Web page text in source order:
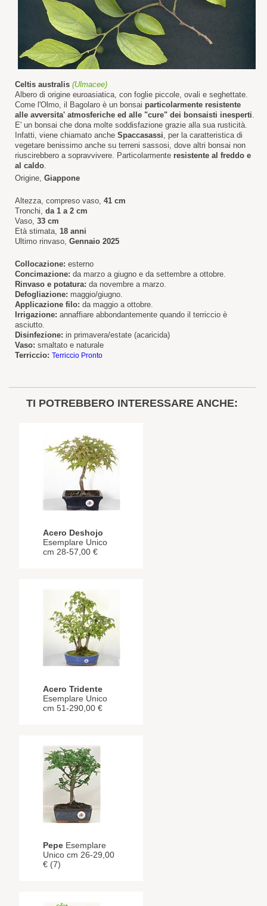
Celtis australis (Ulmacee)
Albero di origine euroasiatica, con foglie piccole, ovali e seghettate.
Come l'Olmo, il Bagolaro è un bonsai particolarmente resistente
alle avversita' atmosferiche ed alle "cure" dei bonsaisti inesperti
E' un bonsai che dona molte soddisfazione grazie alla sua rusticità.
Infatti, viene chiamato anche Spaccasassi , per la caratteristica di
vegetare benissimo anche su terreni sassosi, dove altri bonsai non
riuscirebbero a sopravvivere. Particolarmente resistente al freddo e
al caldo
Origine, Giappone
Altezza, compreso vaso, 41 cm
Tronchi, da 1 a 2 cm
Vaso, 33 cm
Età stimata, 18 anni
Ultimo rinvaso, Gennaio 2025
Collocazione: esterno
Concimazione: da marzo a giugno e da settembre a ottobre.
Rinvaso e potatura: da novembre a marzo.
Defogliazione: maggio/giugno.
Applicazione filo: da maggio a ottobre.
Irrigazione: annaffiare abbondantemente quando il terriccio è
asciutto.
Disinfezione: in primavera/estate (acaricida)
Vaso: smaltato e naturale
Terriccio: Terriccio Pronto
TI POTREBBERO INTERESSARE ANCHE:
Acero Deshojo
Esemplare Unico
cm 28-57,00 €
Acero Tridente
Esemplare Unico
cm 51-290,00 €
Pepe Esemplare
Unico cm 26-29,00
€ (7)